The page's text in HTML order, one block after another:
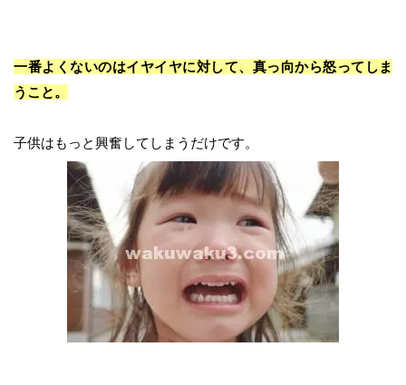
一番よくないのはイヤイヤに対して、真っ向から怒ってしま
うこと。
子供はもっと興奮してしまうだけです。